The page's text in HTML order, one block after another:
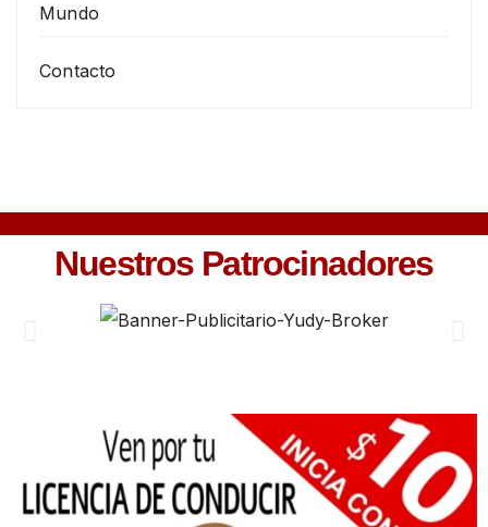
Mundo
Contacto
Nuestros Patrocinadores